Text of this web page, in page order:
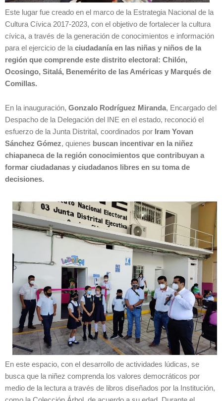
Este lugar fue creado en el marco de la Estrategia Nacional de la
Cultura Cívica 2017-2023, con el objetivo de fortalecer la cultura
cívica, a través de la generación de conocimientos e información
para el ejercicio de la ciudadanía en las niñas y niños de la
región que comprende este distrito electoral: Chilón,
Ocosingo, Sitalá, Benemérito de las Américas y Marqués de
Comillas.
En la inauguración, Gonzalo Rodríguez Miranda, Encargado del
Despacho de la Delegación del INE en el estado, reconoció el
esfuerzo de la Junta Distrital, coordinados por Iram Yovan
Sánchez Gómez, quienes buscan incentivar en la niñez
chiapaneca de la región conocimientos que contribuyan a
formar ciudadanas y ciudadanos libres en su toma de
decisiones.
En este espacio, con el desarrollo de actividades lúdicas, se
busca que la niñez comprenda los valores democráticos por
medio de la lectura a través de libros diseñados por la Institución,